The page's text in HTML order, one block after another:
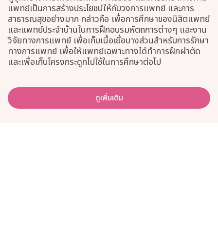
แพทย์เป็นการสร้างประโยชน์ให้กับวงการแพทย์ และการ
สาธารณสุขอย่างมาก กล่าวคือ เพื่อการศึกษาของนิสิตแพทย์
และแพทย์ประจำบ้านในการฝึกอบรมหัตถการต่างๆ และงาน
วิจัยทางการแพทย์ เพื่อเก็บเนื้อเยื่อบางส่วนสำหรับการรักษา
ทางการแพทย์ เพื่อให้แพทย์เฉพาะทางได้ทำการฝึกผ่าตัด
และเพื่อเก็บโครงกระดูกไปใช้ในการศึกษาต่อไป
ดูเพิ่มเติม